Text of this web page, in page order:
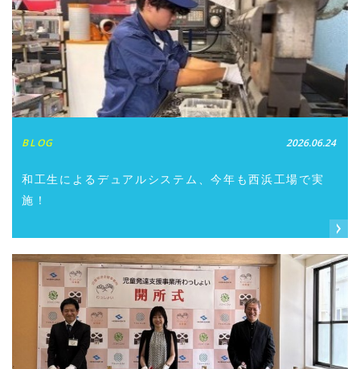
BLOG 2026.06.24
和工生によるデュアルシステム、今年も西浜工場で実
施！